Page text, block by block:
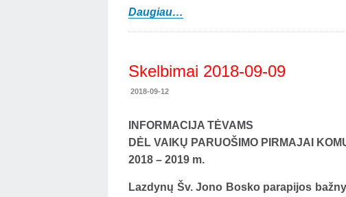
Daugiau…
Skelbimai 2018-09-09
2018-09-12
INFORMACIJA TĖVAMS
DĖL VAIKŲ PARUOŠIMO PIRMAJAI
2018 – 2019 m.
Lazdynų Šv. Jono Bosko parapijos